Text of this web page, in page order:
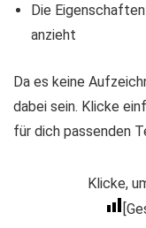
Die
anzieht
Da es keine
dabei sein. Klicke
für dich passenden
Klicke,